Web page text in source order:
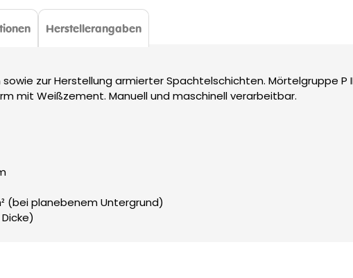
zur Herstellung armierter Spachtelschichten. Mörtelgruppe P
mit Weißzement. Manuell und maschinell verarbeitbar.
(bei planebenem Untergrund)
Herstellerangaben